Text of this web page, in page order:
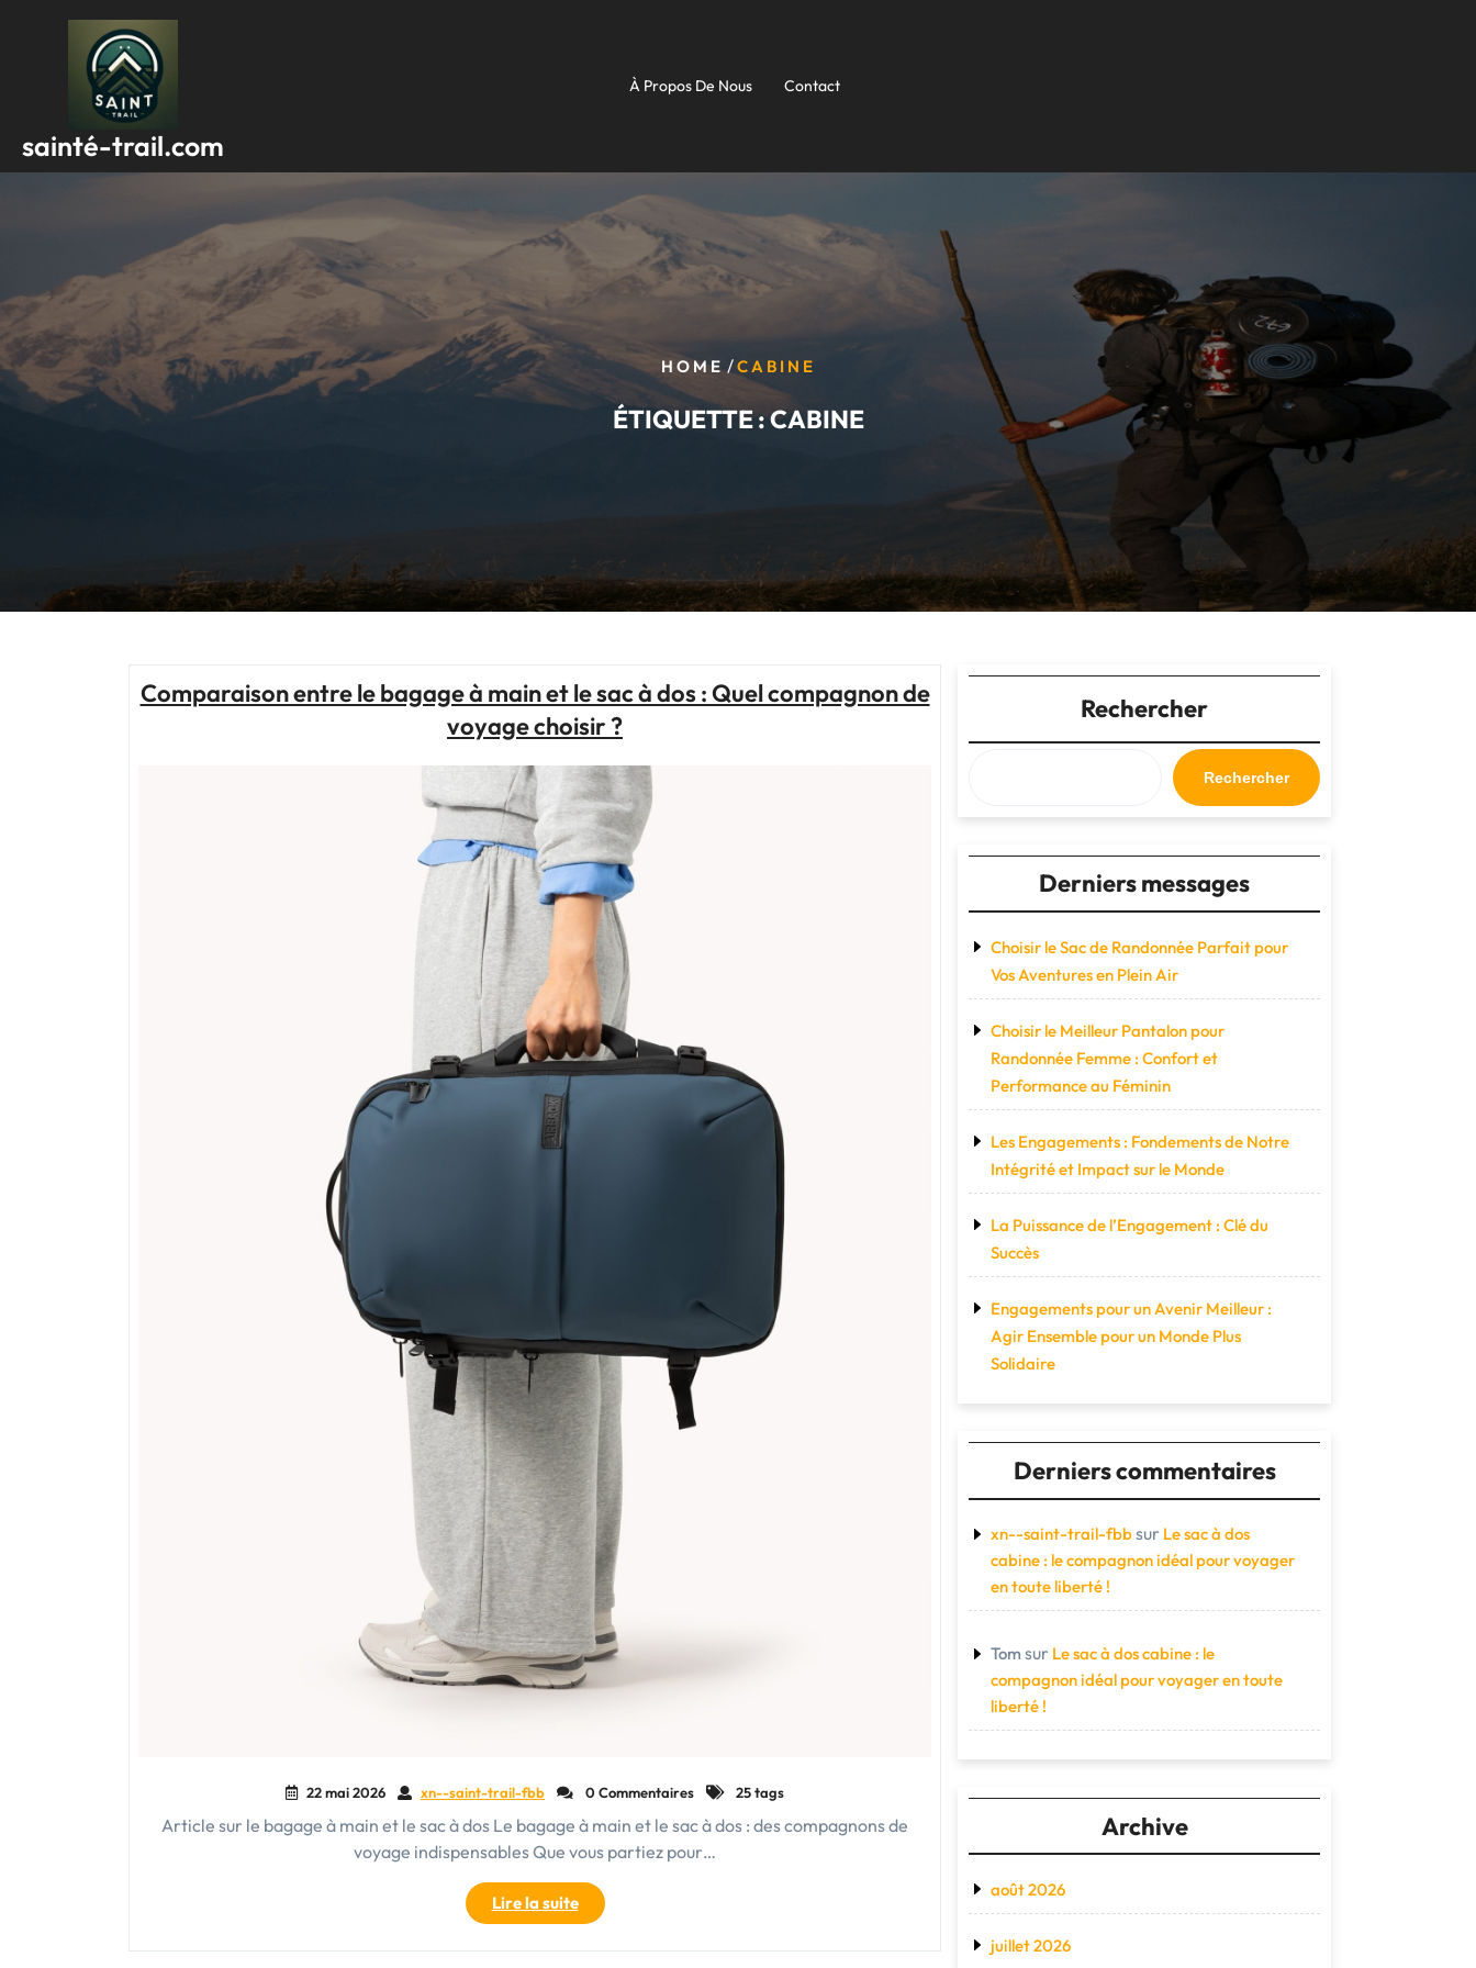
sainté-trail.com
À Propos De Nous Contact
HOME /CABINE
ÉTIQUETTE :CABINE
Comparaison entre le bagage à main et le sac à dos : Quel compagnon de
voyage choisir ?
22 mai 2026 xn--saint-trail-fbb 0 Commentaires 25 tags
Article sur le bagage à main et le sac à dos Le bagage à main et le sac à dos : des compagnons de
voyage indispensables Que vous partiez pour…
Lire la suite"Comparaison
entre
le
Rechercher
Rechercher
Derniers messages
Choisir le Sac de Randonnée Parfait pour
Vos Aventures en Plein Air
Choisir le Meilleur Pantalon pour
Randonnée Femme : Confort et
Performance au Féminin
Les Engagements : Fondements de Notre
Intégrité et Impact sur le Monde
La Puissance de l’Engagement : Clé du
Succès
Engagements pour un Avenir Meilleur :
Agir Ensemble pour un Monde Plus
Solidaire
Derniers commentaires
xn--saint-trail-fbbsur Le sac à dos
cabine : le compagnon idéal pour voyager
en toute liberté !
Tom sur Le sac à dos cabine : le
compagnon idéal pour voyager en toute
liberté !
Archive
août 2026
juillet 2026